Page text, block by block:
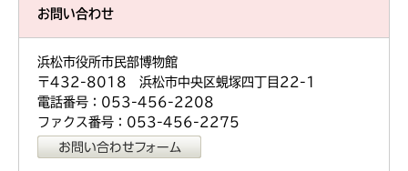
お問い合わせ
浜松市役所市民部博物館
〒432-8018 浜松市中央区蜆塚四丁目22-1
電話番号：053-456-2208
ファクス番号：053-456-2275